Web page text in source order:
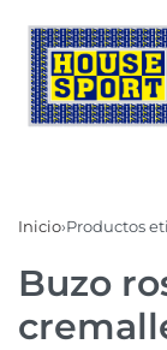
Inicio›Productos
Buzo